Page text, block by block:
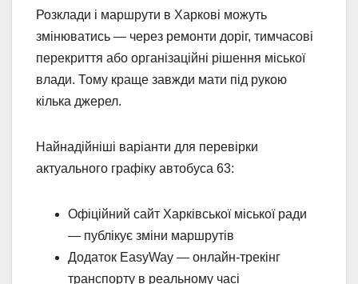
Розклади і маршрути в Харкові можуть
змінюватись — через ремонти доріг, тимчасові
перекриття або організаційні рішення міської
влади. Тому краще завжди мати під рукою
кілька джерел.
Найнадійніші варіанти для перевірки
актуального графіку автобуса 63:
Офіційний сайт Харківської міської ради
— публікує зміни маршрутів
Додаток EasyWay — онлайн-трекінг
транспорту в реальному часі